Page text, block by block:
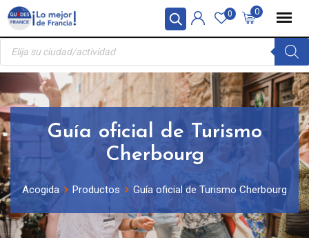
Panel de gestión de cookies
Skip
content
0
0
Búsqueda
productos
Guía oficial de Turismo
Cherbourg
Acogida Productos Guía oficial de Turismo Cherbourg